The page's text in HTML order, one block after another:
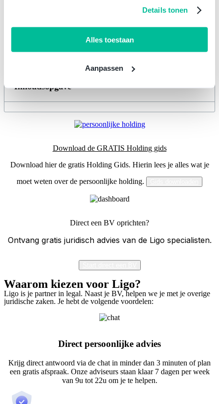
Details tonen
Alles toestaan
Aanpassen
Kun je een BV oprichten met meerdere
Volgende
Inhoudsopgave
Download de GRATIS Holding gids
Download hier de gratis Holding Gids. Hierin lees je alles wat je
moet weten over de persoonlijke holding.
Direct een BV oprichten?
Ontvang gratis juridisch advies van de Ligo specialisten.
Waarom kiezen voor Ligo?
Ligo is je partner in legal. Naast je BV, helpen we je met je overige
juridische zaken. Je hebt de volgende voordelen:
Direct persoonlijke advies
Krijg direct antwoord via de chat in minder dan 3 minuten of plan
een gratis afspraak. Onze adviseurs staan klaar 7 dagen per week
van 9u tot 22u om je te helpen.